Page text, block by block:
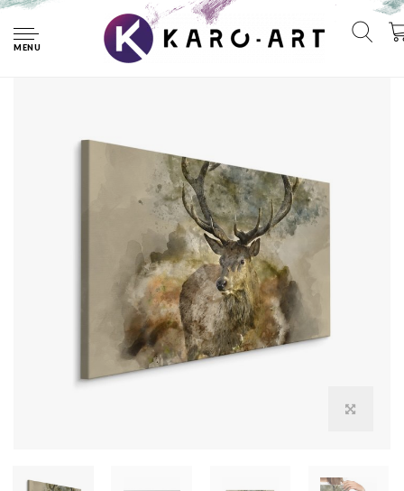
MENU
Schilderij -Canvas print van abstract hert in bruine tinten,
premium print